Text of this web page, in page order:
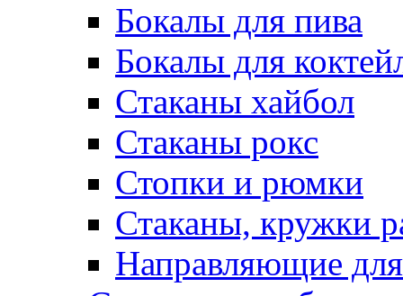
Бокалы для пива
Бокалы для
Стаканы хайбол
Стаканы рокс
Стопки и рюмки
Стаканы, кружки
Направляющие